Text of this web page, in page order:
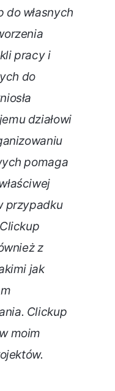
do własnych
pracy i
do
działowi
pomaga
przypadku
z
jak
Clickup
moim